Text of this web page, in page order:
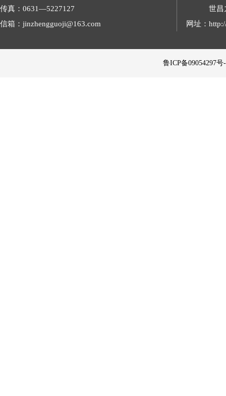
传真：0631—5227127
信箱：jinzhengguoji@163.com
世昌
网址：
鲁ICP备09054297号